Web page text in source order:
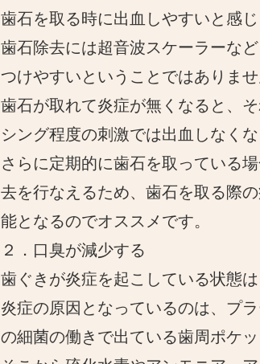
歯石を取る時に出血しやすいと感じ
歯石除去には超音波スケーラーな
つけやすいということではありませ
歯石が取れて炎症が無くなると、
シング程度の刺激では出血しなくな
さらに定期的に歯石を取っている
去を行なえるため、歯石を取る際
能となるのでオススメです。
２．口臭が減少する
歯ぐきが炎症を起こしている状態
炎症の原因となっているのは、プ
の細菌の働きで出ている歯周ポケ